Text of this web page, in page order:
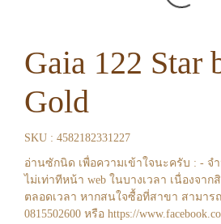
Gaia 122 Star
Gold
SKU : 4582182331227
อ่านซักนิด เพื่อความเข้าใจนะครับ : -
ไม่เท่าทีหน้า web ในบางเวลา เนื่องจา
ตลอดเวลา หากสนใจซื้อที่สาขา สามาร
0815502600 หรือ https://